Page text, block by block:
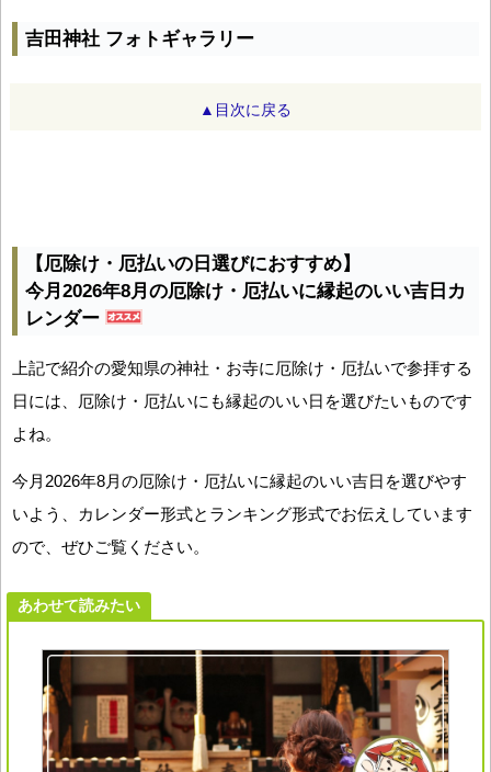
吉田神社 フォトギャラリー
▲目次に戻る
【厄除け・厄払いの日選びにおすすめ】
今月2026年8月の厄除け・厄払いに縁起のいい吉日カ
レンダー
上記で紹介の愛知県の神社・お寺に厄除け・厄払いで参拝する
日には、厄除け・厄払いにも縁起のいい日を選びたいものです
よね。
今月2026年8月の厄除け・厄払いに縁起のいい吉日を選びやす
いよう、カレンダー形式とランキング形式でお伝えしています
ので、ぜひご覧ください。
あわせて読みたい